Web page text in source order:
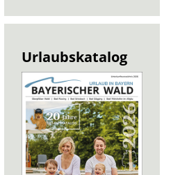
Urlaubskatalog